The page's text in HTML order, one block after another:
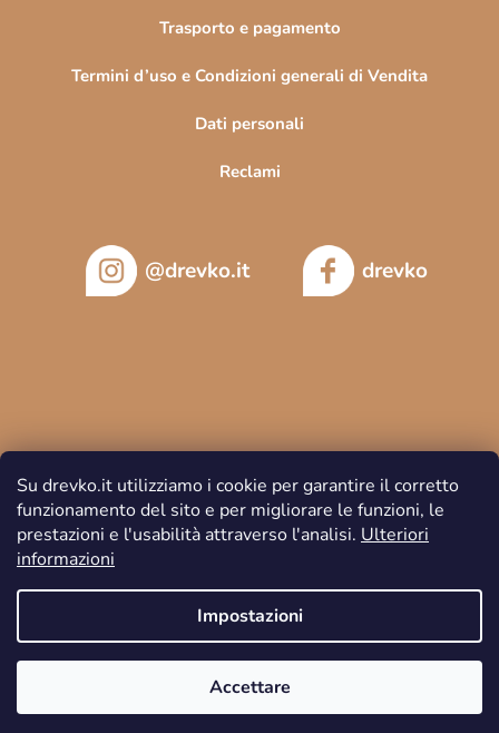
Su drevko.it utilizziamo i cookie per garantire il corretto
funzionamento del sito e per migliorare le funzioni, le
prestazioni e l'usabilità attraverso l'analisi. Ulteriori
informazioni
Impostazioni
Accettare
Trasporto e pagamento
Termini d’uso e Condizioni generali di Vendita
Dati personali
Reclami
@drevko.it drevko
Creato da Shoptet